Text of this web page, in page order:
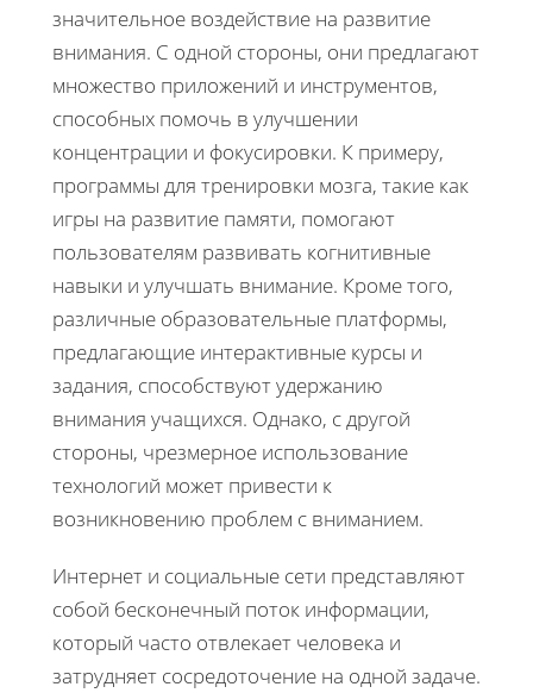
значительное воздействие на развитие
внимания. С одной стороны, они предлагают
множество приложений и инструментов,
способных помочь в улучшении
концентрации и фокусировки. К примеру,
программы для тренировки мозга, такие как
игры на развитие памяти, помогают
пользователям развивать когнитивные
навыки и улучшать внимание. Кроме того,
различные образовательные платформы,
предлагающие интерактивные курсы и
задания, способствуют удержанию
внимания учащихся. Однако, с другой
стороны, чрезмерное использование
технологий может привести к
возникновению проблем с вниманием.
Интернет и социальные сети представляют
собой бесконечный поток информации,
который часто отвлекает человека и
затрудняет сосредоточение на одной задаче.